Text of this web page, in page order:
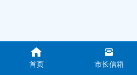
首页 市长信箱